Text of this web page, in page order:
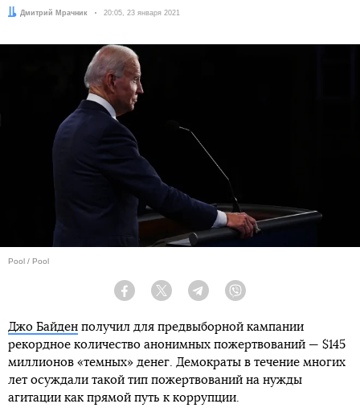
Автор:
Дмитрий Мрачник Дата:
20:05, 23 января 2021
Pool / Pool
Facebook Twitter Telegram
Джо Байден получил для предвыборной кампании
рекордное количество анонимных пожертвований — $145
миллионов «темных» денег. Демократы в течение многих
лет осуждали такой тип пожертвований на нужды
агитации как прямой путь к коррупции.